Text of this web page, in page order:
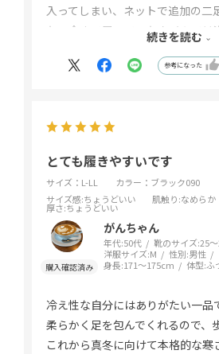
入ってしまい、ネットで追加の二
た。今まで履いていたタイツでは
続きを読む
参考になった
とても履きやすいです
サイズ：L-LL
カラー：ブラック090
サイズ感:ちょうどいい 肌触り:なめらか
厚さ:ちょうどいい
がんちゃん
年代:50代 靴のサイズ:25
洋服サイズ:M 性別:男性
身長:171～175cm 体型:ふ
冷え性な自分にはありがたい一品
柔らかく足を包んでくれるので、
これから真冬に向けて本格的な寒